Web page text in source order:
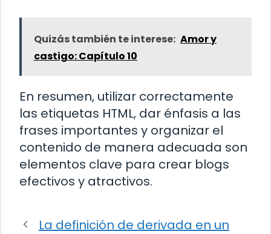
Quizás también te interese: Amor y
castigo: Capítulo 10
En resumen, utilizar correctamente
las etiquetas HTML, dar énfasis a las
frases importantes y organizar el
contenido de manera adecuada son
elementos clave para crear blogs
efectivos y atractivos.
La definición de derivada en un